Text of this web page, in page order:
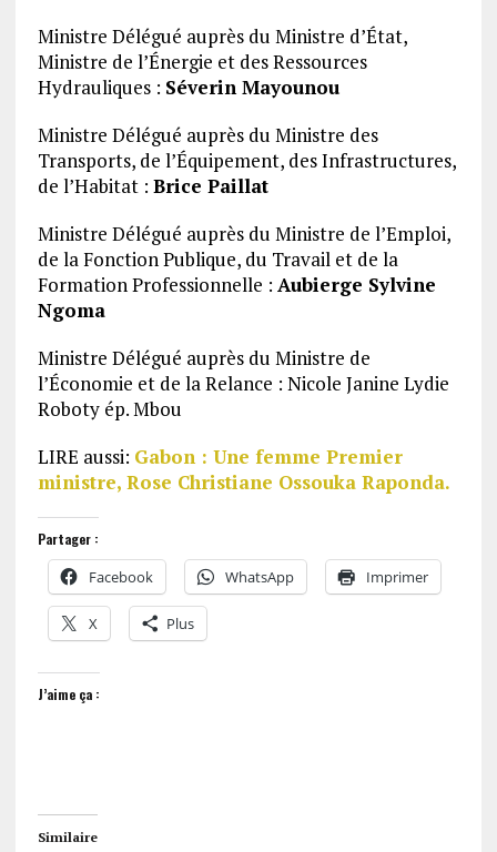
Ministre Délégué auprès du Ministre d’État,
Ministre de l’Énergie et des Ressources
Hydrauliques : Séverin Mayounou
Ministre Délégué auprès du Ministre des
Transports, de l’Équipement, des Infrastructures,
de l’Habitat : Brice Paillat
Ministre Délégué auprès du Ministre de l’Emploi,
de la Fonction Publique, du Travail et de la
Formation Professionnelle : Aubierge Sylvine
Ngoma
Ministre Délégué auprès du Ministre de
l’Économie et de la Relance : Nicole Janine Lydie
Roboty ép. Mbou
LIRE aussi: Gabon : Une femme Premier
ministre, Rose Christiane Ossouka Raponda.
Partager :
Facebook WhatsApp Imprimer
X Plus
J’aime ça :
Similaire